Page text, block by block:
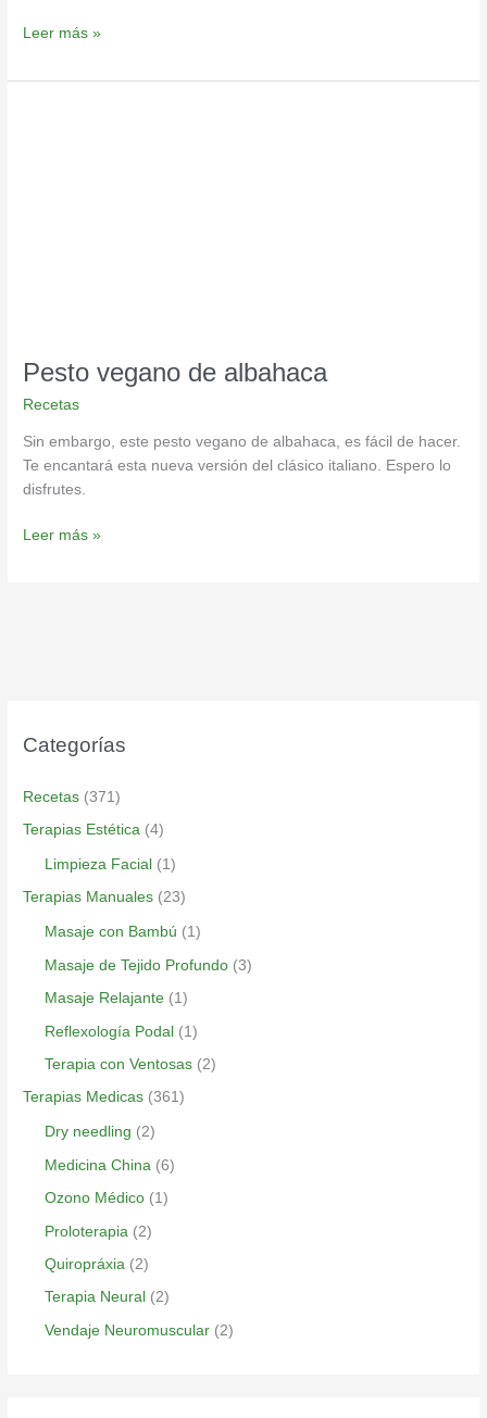
Leer más »
Pesto vegano de albahaca
Recetas
Sin embargo, este pesto vegano de albahaca, es fácil de hacer.
Te encantará esta nueva versión del clásico italiano. Espero lo
disfrutes.
Leer más »
Categorías
Recetas (371)
Terapias Estética (4)
Limpieza Facial (1)
Terapias Manuales (23)
Masaje con Bambú (1)
Masaje de Tejido Profundo (3)
Masaje Relajante (1)
Reflexología Podal (1)
Terapia con Ventosas (2)
Terapias Medicas (361)
Dry needling (2)
Medicina China (6)
Ozono Médico (1)
Proloterapia (2)
Quiropráxia (2)
Terapia Neural (2)
Vendaje Neuromuscular (2)